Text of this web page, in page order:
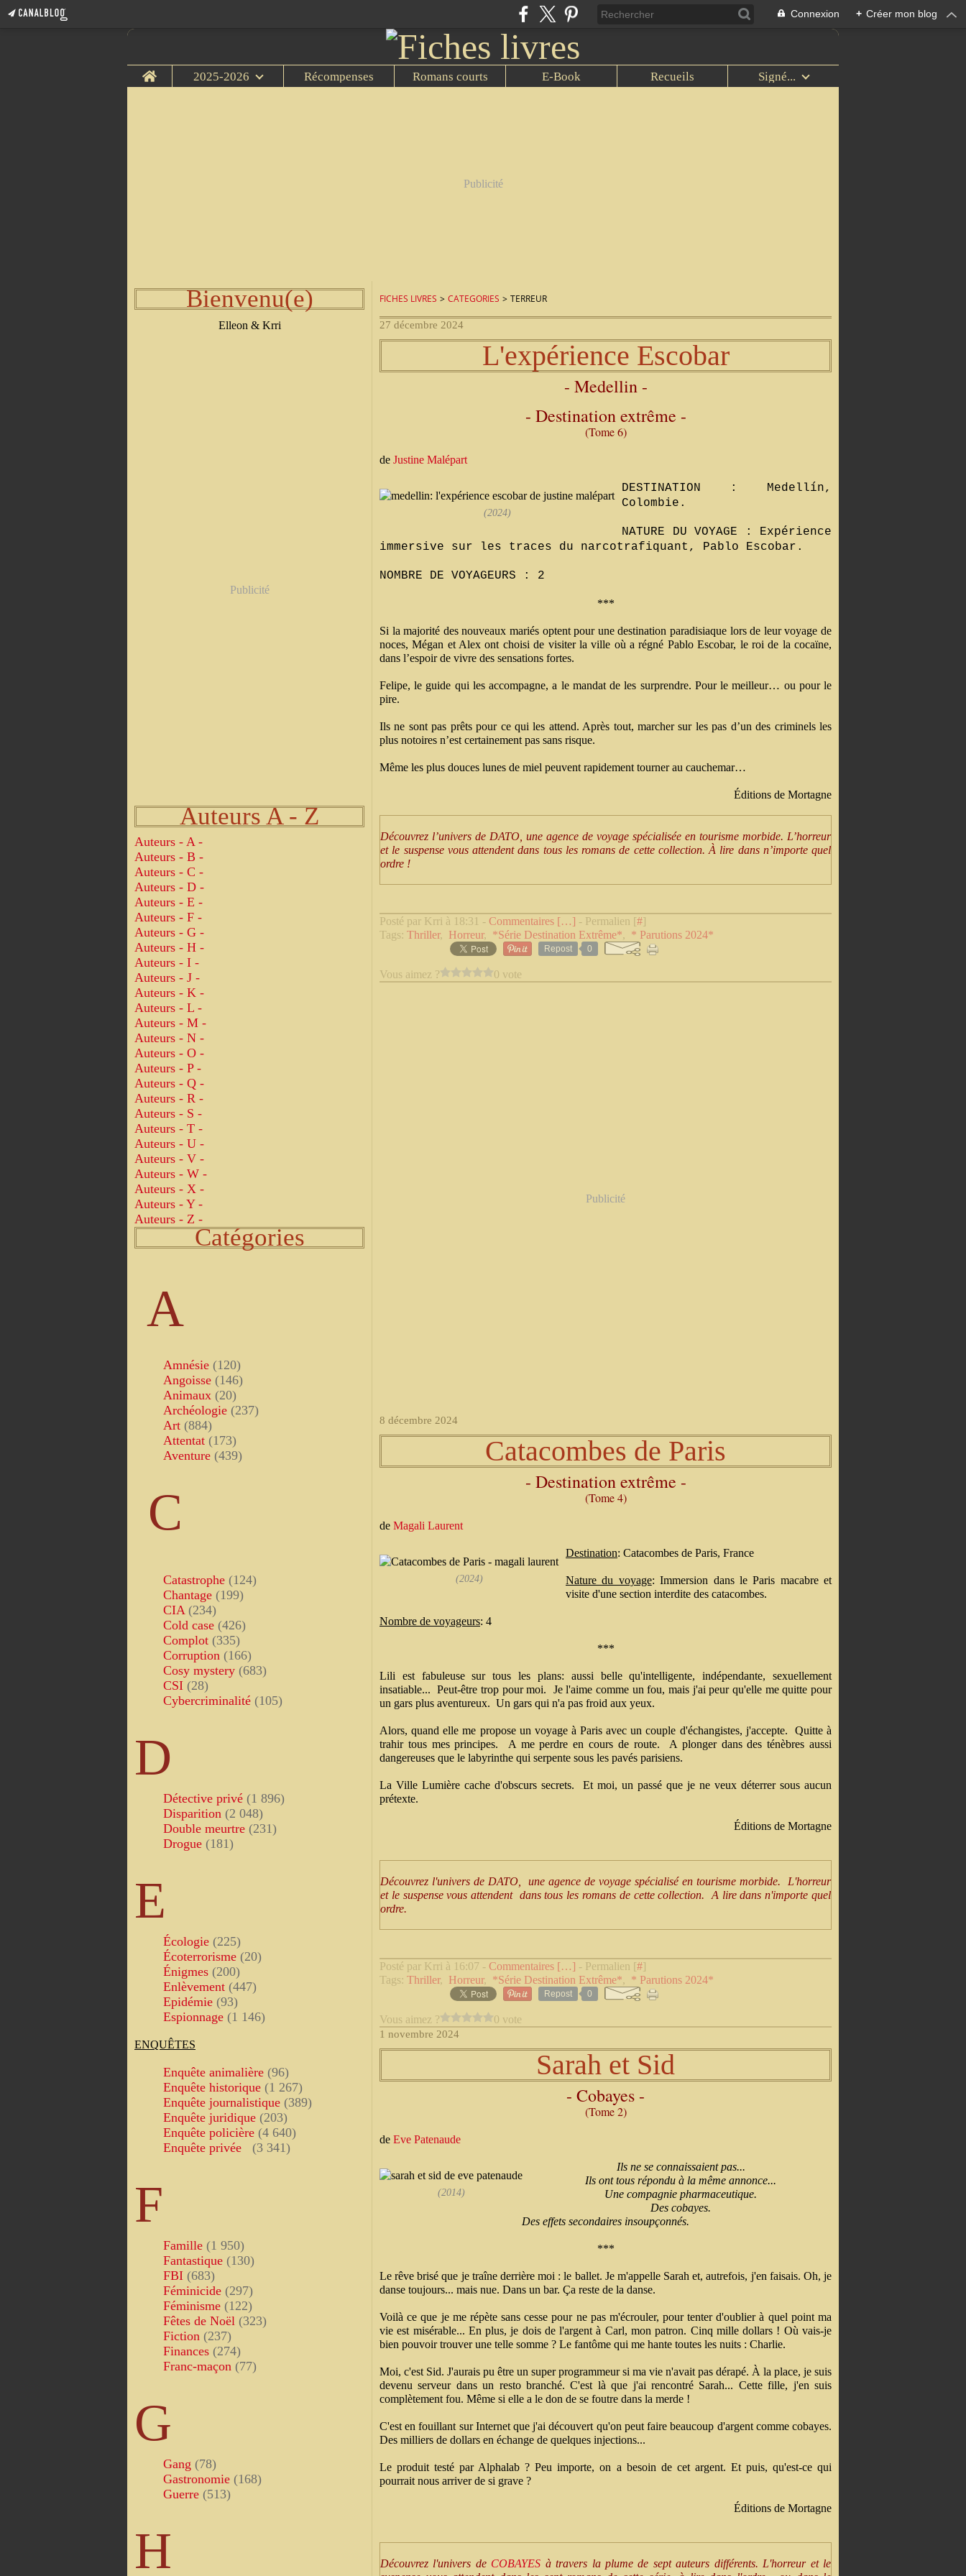
Connexion + Créer mon blog
Home 2025-2026 Récompenses Romans courts E-Book Recueils Signé...
Publicité
Bienvenu(e)
Elleon & Krri
Publicité
Auteurs A - Z
Auteurs - A -
Auteurs - B -
Auteurs - C -
Auteurs - D -
Auteurs - E -
Auteurs - F -
Auteurs - G -
Auteurs - H -
Auteurs - I -
Auteurs - J -
Auteurs - K -
Auteurs - L -
Auteurs - M -
Auteurs - N -
Auteurs - O -
Auteurs - P -
Auteurs - Q -
Auteurs - R -
Auteurs - S -
Auteurs - T -
Auteurs - U -
Auteurs - V -
Auteurs - W -
Auteurs - X -
Auteurs - Y -
Auteurs - Z -
Catégories
A
Amnésie (120)
Angoisse (146)
Animaux (20)
Archéologie (237)
Art (884)
Attentat (173)
Aventure (439)
C
Catastrophe (124)
Chantage (199)
CIA (234)
Cold case (426)
Complot (335)
Corruption (166)
Cosy mystery (683)
CSI (28)
Cybercriminalité (105)
D
Détective privé (1 896)
Disparition (2 048)
Double meurtre (231)
Drogue (181)
E
Écologie (225)
Écoterrorisme (20)
Énigmes (200)
Enlèvement (447)
Epidémie (93)
Espionnage (1 146)
ENQUÊTES
Enquête animalière (96)
Enquête historique (1 267)
Enquête journalistique (389)
Enquête juridique (203)
Enquête policière (4 640)
Enquête privée
(3 341)
F
Famille (1 950)
Fantastique (130)
FBI (683)
Féminicide (297)
Féminisme (122)
Fêtes de Noël (323)
Fiction (237)
Finances (274)
Franc-maçon (77)
G
Gang (78)
Gastronomie (168)
Guerre (513)
H
FICHES LIVRES > CATEGORIES > TERREUR
27 décembre 2024
L'expérience Escobar
- Medellin -
- Destination extrême -
(Tome 6)
de Justine Malépart
(2024)
DESTINATION : Medellín,
Colombie.
NATURE DU VOYAGE : Expérience
immersive sur les traces du narcotrafiquant, Pablo Escobar.
NOMBRE DE VOYAGEURS : 2
***
Si la majorité des nouveaux mariés optent pour une destination paradisiaque lors de leur voyage de
noces, Mégan et Alex ont choisi de visiter la ville où a régné Pablo Escobar, le roi de la cocaïne,
dans l’espoir de vivre des sensations fortes.
Felipe, le guide qui les accompagne, a le mandat de les surprendre. Pour le meilleur… ou pour le
pire.
Ils ne sont pas prêts pour ce qui les attend. Après tout, marcher sur les pas d’un des criminels les
plus notoires n’est certainement pas sans risque.
Même les plus douces lunes de miel peuvent rapidement tourner au cauchemar…
Éditions de Mortagne
Découvrez l’univers de DATO, une agence de voyage spécialisée en tourisme morbide. L’horreur
et le suspense vous attendent dans tous les romans de cette collection. À lire dans n’importe quel
ordre !
Posté par Krri à 18:31 - Commentaires […] - Permalien [#]
Tags: Thriller, Horreur, *Série Destination Extrême*, * Parutions 2024*
Repost 0
Vous aimez ? 0 vote
Publicité
8 décembre 2024
Catacombes de Paris
- Destination extrême -
(Tome 4)
de Magali Laurent
(2024)
Destination: Catacombes de Paris, France
Nature du voyage: Immersion dans le Paris macabre et
visite d'une section interdite des catacombes.
Nombre de voyageurs: 4
***
Lili est fabuleuse sur tous les plans: aussi belle qu'intelligente, indépendante, sexuellement
insatiable... Peut-être trop pour moi. Je l'aime comme un fou, mais j'ai peur qu'elle me quitte pour
un gars plus aventureux. Un gars qui n'a pas froid aux yeux.
Alors, quand elle me propose un voyage à Paris avec un couple d'échangistes, j'accepte. Quitte à
trahir tous mes principes. A me perdre en cours de route. A plonger dans des ténèbres aussi
dangereuses que le labyrinthe qui serpente sous les pavés parisiens.
La Ville Lumière cache d'obscurs secrets. Et moi, un passé que je ne veux déterrer sous aucun
prétexte.
Éditions de Mortagne
Découvrez l'univers de DATO, une agence de voyage spécialisé en tourisme morbide. L'horreur
et le suspense vous attendent dans tous les romans de cette collection. A lire dans n'importe quel
ordre.
Posté par Krri à 16:07 - Commentaires […] - Permalien [#]
Tags: Thriller, Horreur, *Série Destination Extrême*, * Parutions 2024*
Repost 0
Vous aimez ? 0 vote
1 novembre 2024
Sarah et Sid
- Cobayes -
(Tome 2)
de Eve Patenaude
(2014)
Ils ne se connaissaient pas...
Ils ont tous répondu à la même annonce...
Une compagnie pharmaceutique.
Des cobayes.
Des effets secondaires insoupçonnés.
***
Le rêve brisé que je traîne derrière moi : le ballet. Je m'appelle Sarah et, autrefois, j'en faisais. Oh, je
danse toujours... mais nue. Dans un bar. Ça reste de la danse.
Voilà ce que je me répète sans cesse pour ne pas m'écrouler, pour tenter d'oublier à quel point ma
vie est misérable... En plus, je dois de l'argent à Carl, mon patron. Cinq mille dollars ! Où vais-je
bien pouvoir trouver une telle somme ? Le fantôme qui me hante toutes les nuits : Charlie.
Moi, c'est Sid. J'aurais pu être un super programmeur si ma vie n'avait pas dérapé. À la place, je suis
devenu serveur dans un resto branché. C'est là que j'ai rencontré Sarah... Cette fille, j'en suis
complètement fou. Même si elle a le don de se foutre dans la merde !
C'est en fouillant sur Internet que j'ai découvert qu'on peut faire beaucoup d'argent comme cobayes.
Des milliers de dollars en échange de quelques injections...
Le produit testé par Alphalab ? Peu importe, on a besoin de cet argent. Et puis, qu'est-ce qui
pourrait nous arriver de si grave ?
Éditions de Mortagne
Découvrez l'univers de COBAYES à travers la plume de sept auteurs différents. L'horreur et le